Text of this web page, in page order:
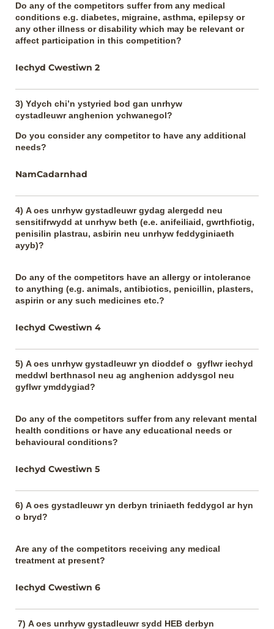
Do any of the competitors suffer from any medical
conditions e.g. diabetes, migraine, asthma, epilepsy or
any other illness or disability which may be relevant or
affect participation in this competition?
Iechyd Cwestiwn 2
3) Ydych chi’n ystyried bod gan unrhyw
cystadleuwr anghenion ychwanegol?
Do you consider any competitor to have any additional
needs?
NamCadarnhad
4) A oes unrhyw gystadleuwr gydag alergedd neu
sensitifrwydd at unrhyw beth (e.e. anifeiliaid, gwrthfiotig,
penisilin plastrau, asbirin neu unrhyw feddyginiaeth
ayyb)?
Do any of the competitors have an allergy or intolerance
to anything (e.g. animals, antibiotics, penicillin, plasters,
aspirin or any such medicines etc.?
Iechyd Cwestiwn 4
5) A oes unrhyw gystadleuwr yn dioddef o gyflwr iechyd
meddwl berthnasol neu ag anghenion addysgol neu
gyflwr ymddygiad?
Do any of the competitors suffer from any relevant mental
health conditions or have any educational needs or
behavioural conditions?
Iechyd Cwestiwn 5
6) A oes gystadleuwr yn derbyn triniaeth feddygol ar hyn
o bryd?
Are any of the competitors receiving any medical
treatment at present?
Iechyd Cwestiwn 6
7) A oes unrhyw gystadleuwr sydd HEB derbyn